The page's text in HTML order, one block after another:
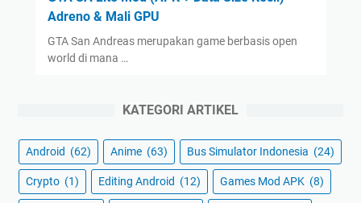
Adreno & Mali GPU
GTA San Andreas merupakan game berbasis open
world di mana …
KATEGORI ARTIKEL
Android (62) Anime (63) Bus Simulator Indonesia (24)
Crypto (1) Editing Android (12) Games Mod APK (8)